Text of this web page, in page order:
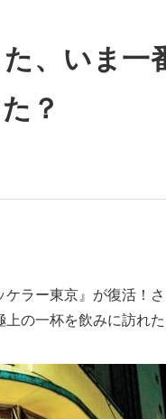
、いま一
？
ラー東京』が復活！
の一杯を飲みに訪れた